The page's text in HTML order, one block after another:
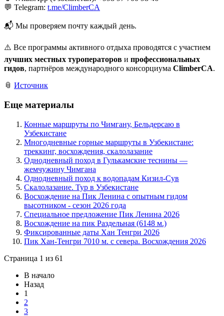
💬 Telegram: t.me/ClimberCA
📬 Мы проверяем почту каждый день.
⚠️ Все программы активного отдыха проводятся с участием
лучших местных туроператоров и профессиональных
гидов, партнёров международного консорциума ClimberCA.
📎 Источник
Еще материалы
Конные маршруты по Чимгану, Бельдерсаю в
Узбекистане
Многодневные горные маршруты в Узбекистане:
треккинг, восхождения, скалолазание
Однодневный поход в Гулькамские теснины —
жемчужину Чимгана
Однодневный поход к водопадам Кизил-Сув
Скалолазание. Тур в Узбекистане
Восхождение на Пик Ленина с опытным гидом
высотником - сезон 2026 года
Специальное предложение Пик Ленина 2026
Восхождение на пик Раздельная (6148 м.)
Фиксированные даты Хан Тенгри 2026
Пик Хан-Тенгри 7010 м. с севера. Восхождения 2026
Страница 1 из 61
В начало
Назад
1
2
3